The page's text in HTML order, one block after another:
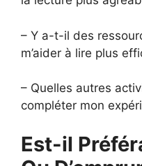
– Y a-t-il des
m’aider à lire plus
– Quelles autres
compléter mon
Est-il